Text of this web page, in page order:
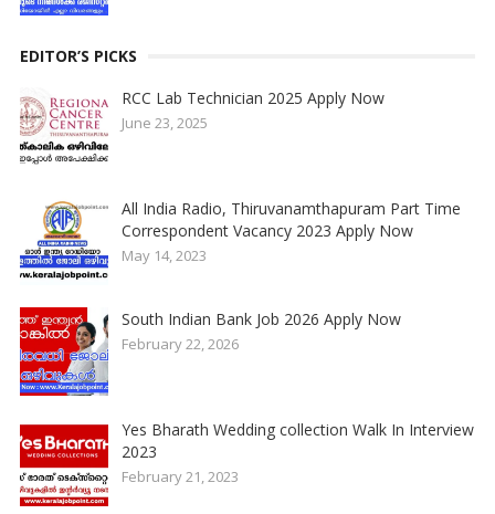
EDITOR’S PICKS
RCC Lab Technician 2025 Apply Now
June 23, 2025
All India Radio, Thiruvanamthapuram Part Time
Correspondent Vacancy 2023 Apply Now
May 14, 2023
South Indian Bank Job 2026 Apply Now
February 22, 2026
Yes Bharath Wedding collection Walk In Interview
2023
February 21, 2023